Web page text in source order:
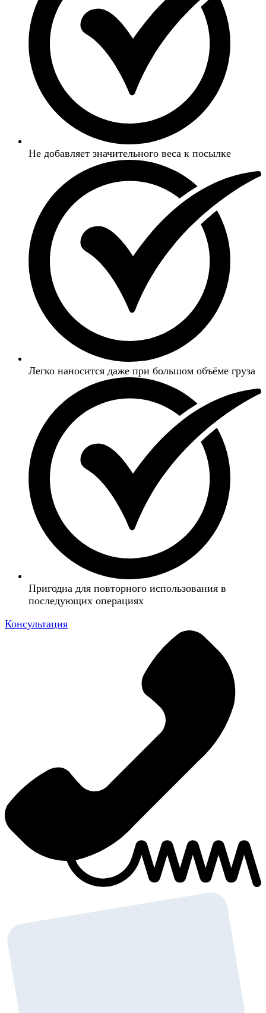
Не добавляет значительного веса к посылке
Легко наносится даже при большом объёме груза
Пригодна для повторного использования в
последующих операциях
Консультация